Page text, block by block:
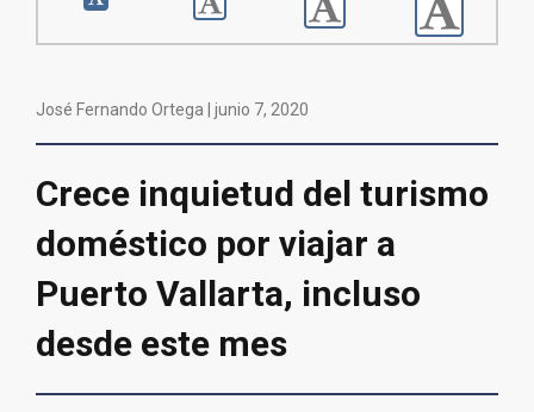
José Fernando Ortega | junio 7, 2020
Crece inquietud del turismo
doméstico por viajar a
Puerto Vallarta, incluso
desde este mes